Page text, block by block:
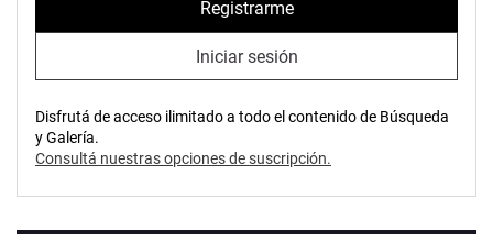
Registrarme
Iniciar sesión
Disfrutá de acceso ilimitado a todo el contenido de Búsqueda
y Galería.
Consultá nuestras opciones de suscripción.